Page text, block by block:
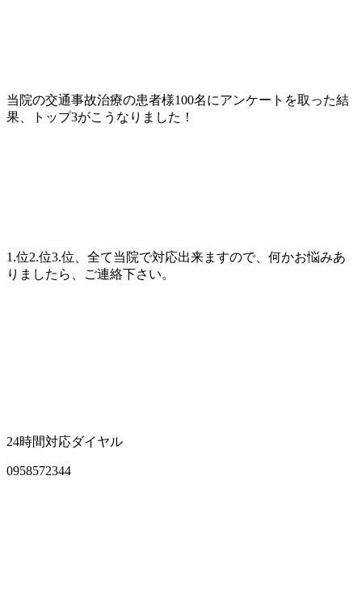
当院の交通事故治療の患者様100名にアンケートを取った結
果、トップ3がこうなりました！
1.位2.位3.位、全て当院で対応出来ますので、何かお悩みあ
りましたら、ご連絡下さい。
24時間対応ダイヤル
0958572344